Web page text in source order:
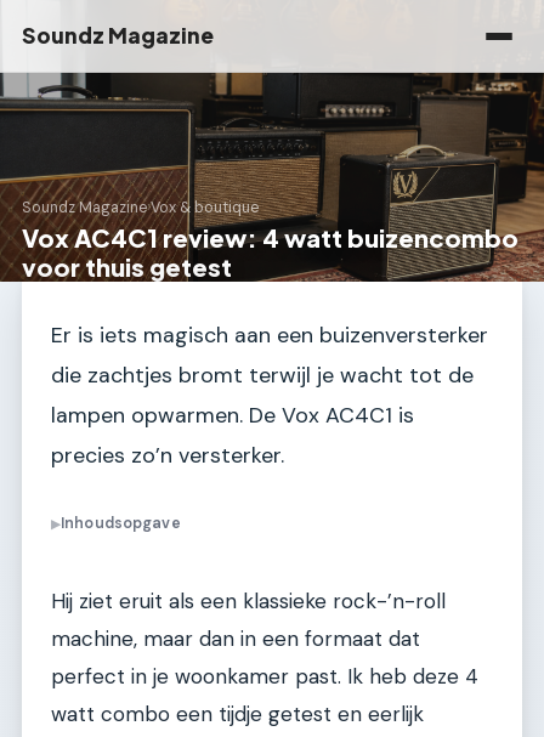
Soundz Magazine
Soundz Magazine›Vox & boutique
Vox AC4C1 review: 4 watt buizencombo
voor thuis getest
Er is iets magisch aan een buizenversterker
die zachtjes bromt terwijl je wacht tot de
lampen opwarmen. De Vox AC4C1 is
precies zo’n versterker.
▶Inhoudsopgave
Hij ziet eruit als een klassieke rock-’n-roll
machine, maar dan in een formaat dat
perfect in je woonkamer past. Ik heb deze 4
watt combo een tijdje getest en eerlijk